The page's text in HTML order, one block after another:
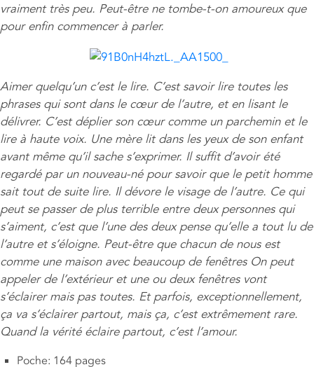
vraiment très peu. Peut-être ne tombe-t-on amoureux que
pour enfin commencer à parler.
Aimer quelqu’un c’est le lire. C’est savoir lire toutes les
phrases qui sont dans le cœur de l’autre, et en lisant le
délivrer. C’est déplier son cœur comme un parchemin et le
lire à haute voix. Une mère lit dans les yeux de son enfant
avant même qu’il sache s’exprimer. Il suffit d’avoir été
regardé par un nouveau-né pour savoir que le petit homme
sait tout de suite lire. Il dévore le visage de l’autre. Ce qui
peut se passer de plus terrible entre deux personnes qui
s’aiment, c’est que l’une des deux pense qu’elle a tout lu de
l’autre et s’éloigne. Peut-être que chacun de nous est
comme une maison avec beaucoup de fenêtres On peut
appeler de l’extérieur et une ou deux fenêtres vont
s’éclairer mais pas toutes. Et parfois, exceptionnellement,
ça va s’éclairer partout, mais ça, c’est extrêmement rare.
Quand la vérité éclaire partout, c’est l’amour.
Poche: 164 pages